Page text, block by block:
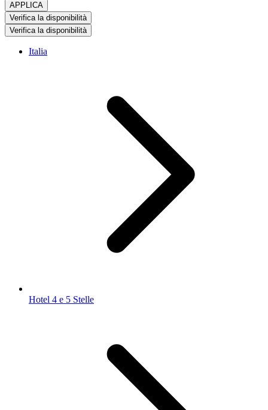
APPLICA
Verifica la disponibilità
Verifica la disponibilità
Italia
Hotel 4 e 5 Stelle